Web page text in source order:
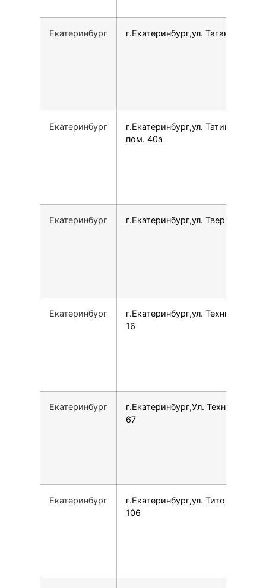
Екатеринбург г.Екатеринбург,ул. Таганская, 79
Екатеринбург
г.Екатеринбург,ул. Татищева, 60
пом. 40а
Екатеринбург г.Екатеринбург,ул. Тверитина, 19
Екатеринбург
г.Екатеринбург,ул. Техническая,
16
Екатеринбург
г.Екатеринбург,Ул. Техническая,
67
Екатеринбург
г.Екатеринбург,ул. Титова, 19А,
106